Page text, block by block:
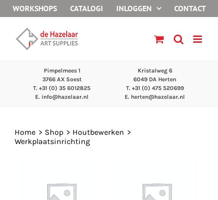
naar
inhoud
WORKSHOPS CATALOGI INLOGGEN CONTACT
Pimpelmees 1
3766 AX Soest
T. +31 (0) 35 6012825
E. info@hazelaar.nl
Kristalweg 6
6049 DA Herten
T. +31 (0) 475 520699
E. herten@hazelaar.nl
Home Shop
Houtbewerken
Werkplaatsinrichting